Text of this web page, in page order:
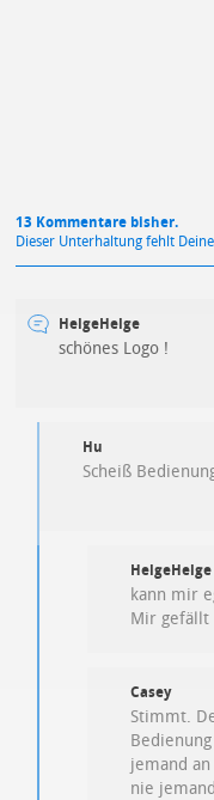
13 Kommentare bisher.
Dieser Unterhaltung fehlt
HelgeHelge
schönes Logo !
Hu
Scheiß
HelgeHelge
kann mir
Mir gefällt
Casey
Stimmt.
jemand
nie